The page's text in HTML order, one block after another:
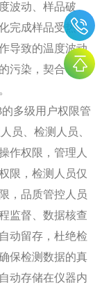
波动、样品破
完成样品受热、
导致的温度波动
污染，契合GMP
多级用户权限管
员、检测人员、
作权限，管理人
限，检测人员仅
，品质管控人员
监督、数据核查
动留存，杜绝检
保检测数据的真
动存储在仪器内